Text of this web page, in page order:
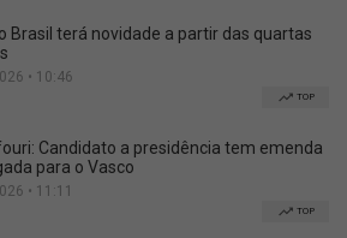
Brasil terá novidade a partir das quartas
• 10:46
TOP
Candidato a presidência tem emenda
para o Vasco
• 11:11
TOP